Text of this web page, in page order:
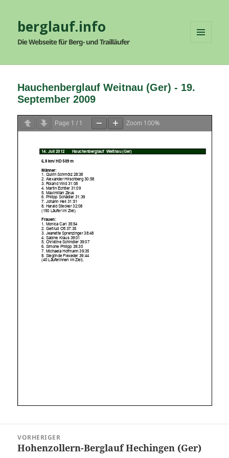
berglauf.info
Die Webseite für Berg- und Trailläufer
WIDGETS
Hauchenberglauf Weitnau (Ger) - 19.
September 2009
Page 1 / 1 Zoom 100%
VORHERIGER
Vorheriger
Hohenzollern-Berglauf Hechingen (Ger)